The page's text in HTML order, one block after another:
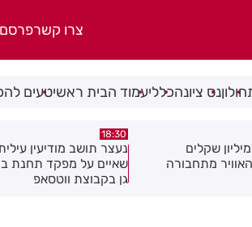
צרו קשרפרסם
חולוןנס ציונהכלליעמוד הבית ראשיטעים
עילית בחשד
בני ברק–רמת
17:49
מקהלה אחת לכולם